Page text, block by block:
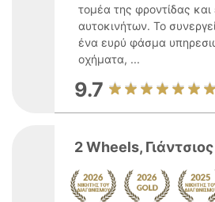
τομέα της φροντίδας και
αυτοκινήτων. Το
ένα ευρύ φάσμα
οχήματα, ...
9.7
2 Wheels,